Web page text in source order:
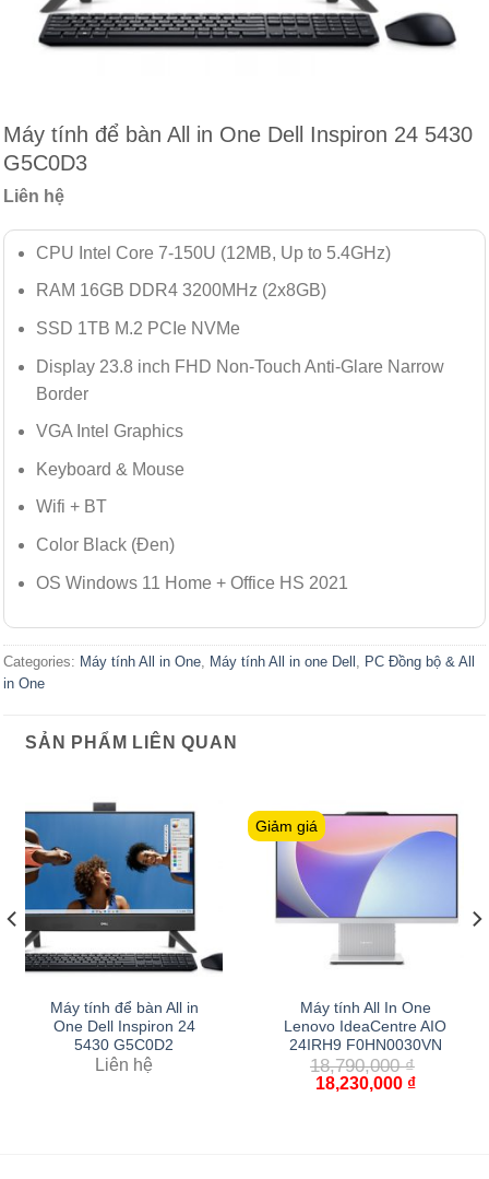
Máy tính để bàn All in One Dell Inspiron 24 5430
G5C0D3
Liên hệ
CPU Intel Core 7-150U (12MB, Up to 5.4GHz)
RAM 16GB DDR4 3200MHz (2x8GB)
SSD 1TB M.2 PCIe NVMe
Display 23.8 inch FHD Non-Touch Anti-Glare Narrow
Border
VGA Intel Graphics
Keyboard & Mouse
Wifi + BT
Color Black (Đen)
OS Windows 11 Home + Office HS 2021
Categories: Máy tính All in One, Máy tính All in one Dell , PC Đồng bộ & All
in One
SẢN PHẨM LIÊN QUAN
Máy tính để bàn All in
One Dell Inspiron 24
5430 G5C0D2
Liên hệ
Giảm giá
Máy tính All In One
Lenovo IdeaCentre AIO
24IRH9 F0HN0030VN
18,790,000₫
18,230,000 ₫